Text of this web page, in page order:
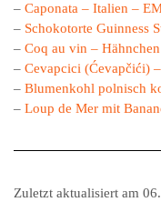
– Caponata – Italien –
– Schokotorte Guinness
– Coq au vin –
– Cevapcici (Ćevapčići)
– Blumenkohl polnisch
– Loup de Mer mit
Zuletzt aktualisiert am